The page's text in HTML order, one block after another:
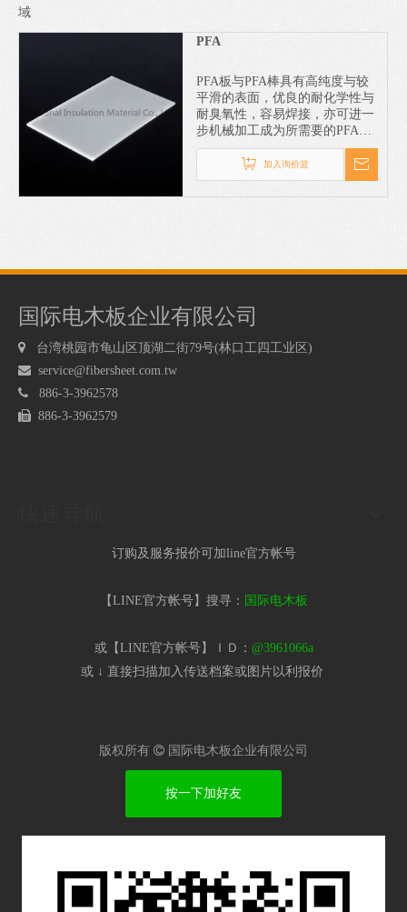
域
PFA
PFA板与PFA棒具有高纯度与较
平滑的表面，优良的耐化学性与
耐臭氧性，容易焊接，亦可进一
步机械加工成为所需要的PFA加
工品,PFA用途: 广泛应用于电
气、电子、化工、航空、机械等
工业部门及火箭、宇航等尖端科
学技术和国防工业等部门。
加入询价篮
国际电木板企业有限公司
 台湾桃园市龟山区顶湖二街79号(林口工四工业区)
 service@fibersheet.com.tw
 886-3-3962578
 886-3-3962579
订购及服务报价可加line官方帐号
【LINE官方帐号】搜寻： 国际电木板
或【LINE官方帐号】ＩＤ： @3961066a
或 ↓ 直接扫描加入传送档案或图片以利报价​
版权所有  国际电木板企业有限公司
按一下加好友